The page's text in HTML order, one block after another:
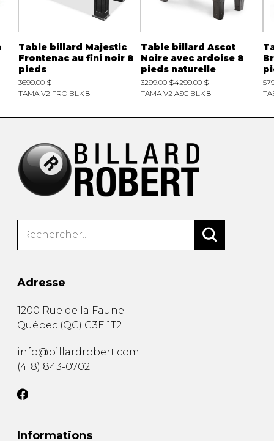
Table billard Majestic
Frontenac au fini noir 8
pieds
3699.00 $
TAMA V2 FRO BLK 8
Table billard Ascot
Noire avec ardoise 8
pieds naturelle
3299.00 $4299.00 $
TAMA V2 ASC BLK 8
Adresse
1200 Rue de la Faune
Québec (QC) G3E 1T2
info@billardrobert.com
(418) 843-0702
Informations